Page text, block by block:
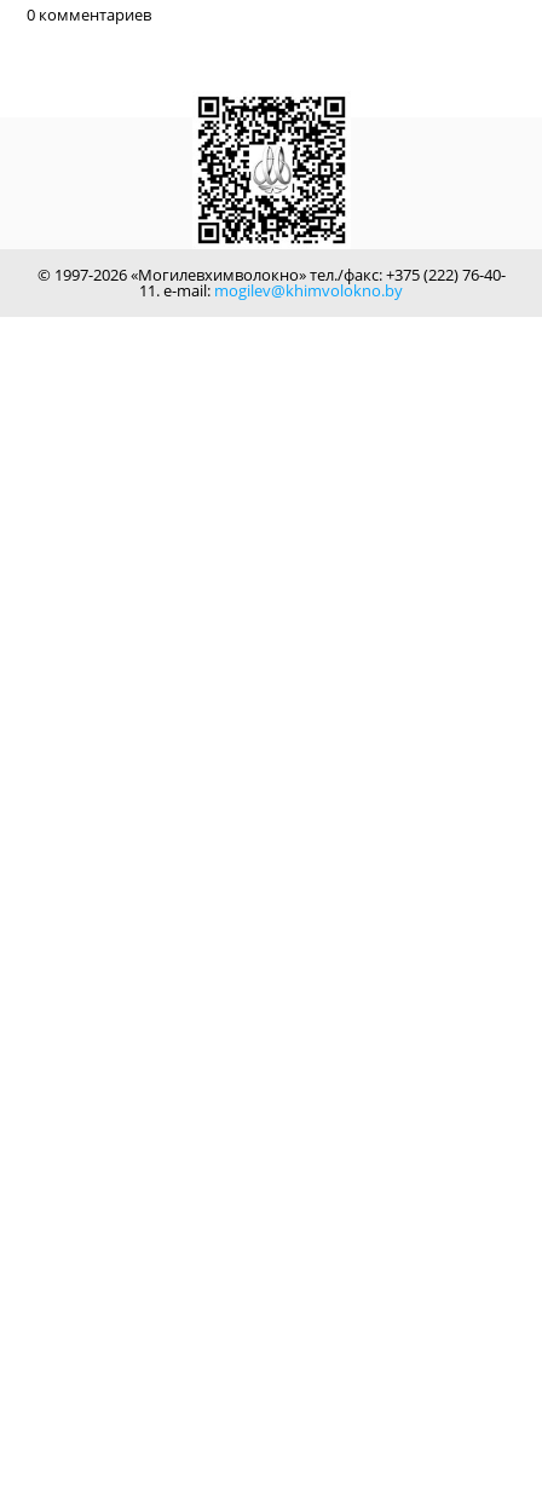
0 комментариев
© 1997-2026 «Могилевхимволокно» тел./факс: +375 (222) 76-40-
11. e-mail: mogilev@khimvolokno.by